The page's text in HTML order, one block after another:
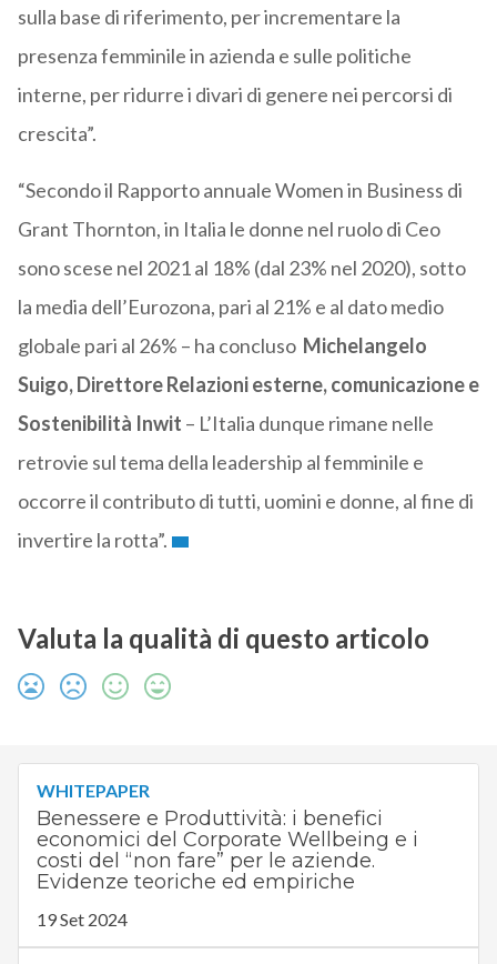
sulla base di riferimento, per incrementare la
presenza femminile in azienda e sulle politiche
interne, per ridurre i divari di genere nei percorsi di
crescita”.
“Secondo il Rapporto annuale Women in Business di
Grant Thornton, in Italia le donne nel ruolo di Ceo
sono scese nel 2021 al 18% (dal 23% nel 2020), sotto
la media dell’Eurozona, pari al 21% e al dato medio
globale pari al 26% – ha concluso Michelangelo
Suigo, Direttore Relazioni esterne, comunicazione e
Sostenibilità Inwit – L’Italia dunque rimane nelle
retrovie sul tema della leadership al femminile e
occorre il contributo di tutti, uomini e donne, al fine di
invertire la rotta”.
Valuta la qualità di questo articolo
WHITEPAPER
Benessere e Produttività: i benefici
economici del Corporate Wellbeing e i
costi del “non fare” per le aziende.
Evidenze teoriche ed empiriche
19 Set 2024